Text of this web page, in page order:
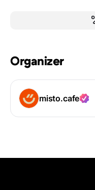
Organizer
misto.cafe